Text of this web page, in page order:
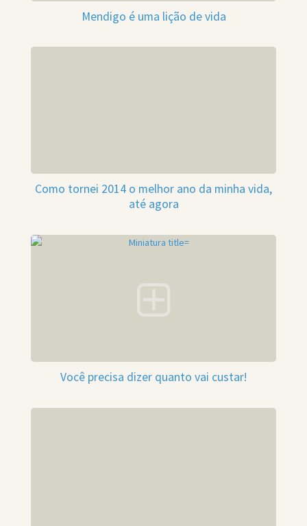
Mendigo é uma lição de vida
Como tornei 2014 o melhor ano da minha vida,
até agora
Você precisa dizer quanto vai custar!